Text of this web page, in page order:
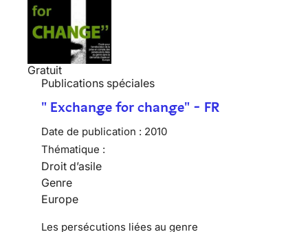
Gratuit
Publications spéciales
" Exchange for change" - FR
Date de publication : 2010
Thématique :
Droit d’asile
Genre
Europe
Les persécutions liées au genre